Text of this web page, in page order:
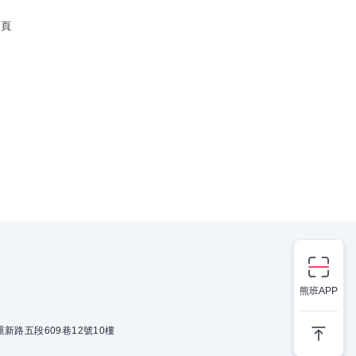
頁
熊班APP
新路五段609巷12號10樓